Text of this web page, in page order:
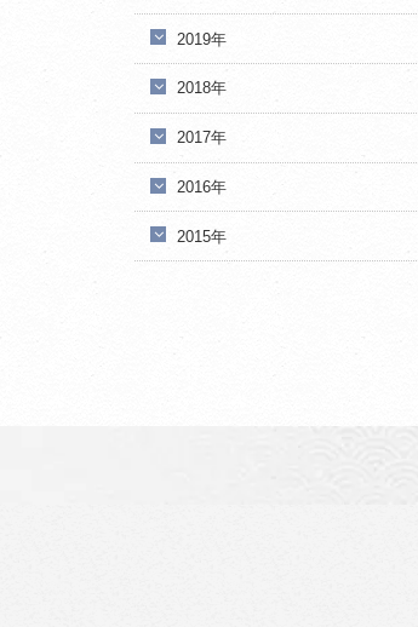
2019年
2018年
2017年
2016年
2015年